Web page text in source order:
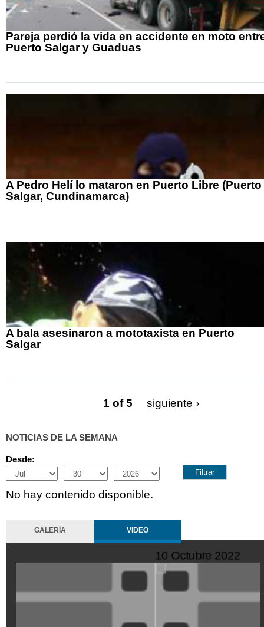
Pareja perdió la vida en accidente en moto
Puerto Salgar y Guaduas
A Pedro Helí lo mataron en Puerto Libre (Puerto
Salgar, Cundinamarca)
A bala asesinaron a mototaxista en Puerto
Salgar
1 of 5 siguiente ›
NOTICIAS DE LA SEMANA
Desde:
Month
Day Year
No hay contenido disponible.
GALERÍA VIDEO
SeQiPrxjl-
M